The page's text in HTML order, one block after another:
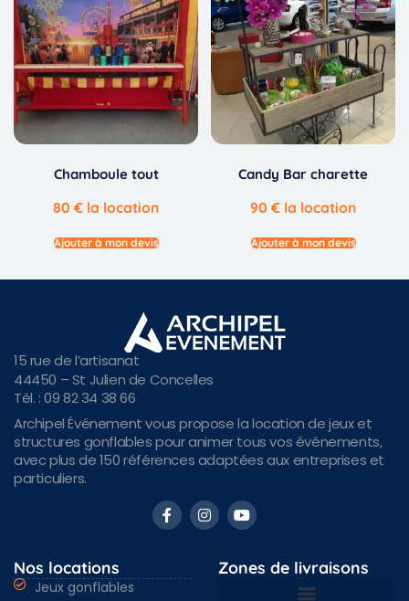
Chamboule tout
80 € la location
Ajouter à mon devis
Candy Bar charette
90 € la location
Ajouter à mon devis
15 rue de l’artisanat
44450 – St Julien de Concelles
Tél. : 09 82 34 38 66
Archipel Événement vous propose la location de jeux et
structures gonflables pour animer tous vos événements,
avec plus de 150 références adaptées aux entreprises et
particuliers.
Nos locations
Jeux gonflables
Zones de livraisons